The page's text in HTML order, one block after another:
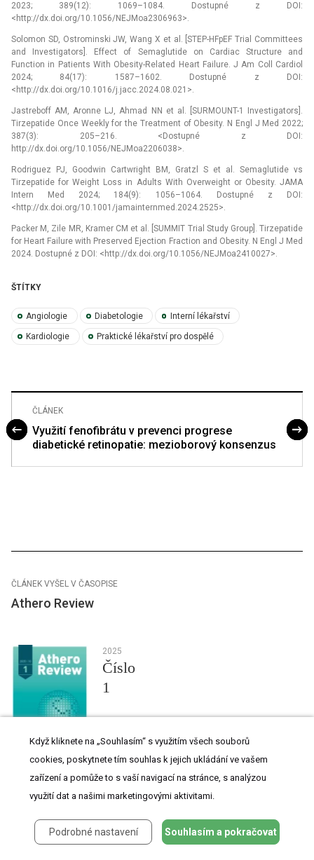
2023; 389(12): 1069–1084. Dostupné z DOI:
<http://dx.doi.org/10.1056/NEJMoa2306963>.
Solomon SD, Ostrominski JW, Wang X et al. [STEP-HFpEF Trial Committees
and Investigators]. Effect of Semaglutide on Cardiac Structure and
Function in Patients With Obesity-Related Heart Failure. J Am Coll Cardiol
2024; 84(17): 1587–1602. Dostupné z DOI:
<http://dx.doi.org/10.1016/j.jacc.2024.08.021>.
Jastreboff AM, Aronne LJ, Ahmad NN et al. [SURMOUNT-1 Investigators].
Tirzepatide Once Weekly for the Treatment of Obesity. N Engl J Med 2022;
387(3): 205–216. <Dostupné z DOI:
http://dx.doi.org/10.1056/NEJMoa2206038>.
Rodriguez PJ, Goodwin Cartwright BM, Gratzl S et al. Semaglutide vs
Tirzepatide for Weight Loss in Adults With Overweight or Obesity. JAMA
Intern Med 2024; 184(9): 1056–1064. Dostupné z DOI:
<http://dx.doi.org/10.1001/jamainternmed.2024.2525>.
Packer M, Zile MR, Kramer CM et al. [SUMMIT Trial Study Group]. Tirzepatide
for Heart Failure with Preserved Ejection Fraction and Obesity. N Engl J Med
2024. Dostupné z DOI: <http://dx.doi.org/10.1056/NEJMoa2410027>.
ŠTÍTKY
Angiologie Diabetologie Interní lékařství
Kardiologie Praktické lékařství pro dospělé
ČLÁNEK
Využití fenofibrátu v prevenci progrese
diabetické retinopatie: mezioborový konsenzus
ČLÁNEK VYŠEL V ČASOPISE
Athero Review
2025
Číslo
1
Všechny články tohoto čísla
Využití fenofibrátu v prevenci progrese diabetické retinopatie:
mezioborový konsenzus
Když kliknete na „Souhlasím“ s využitím všech souborů
cookies, poskytnete tím souhlas k jejich ukládání ve vašem
zařízení a pomůže to s vaší navigací na stránce, s analýzou
využití dat a našimi marketingovými aktivitami.
Podrobné nastavení Souhlasím a pokračovat